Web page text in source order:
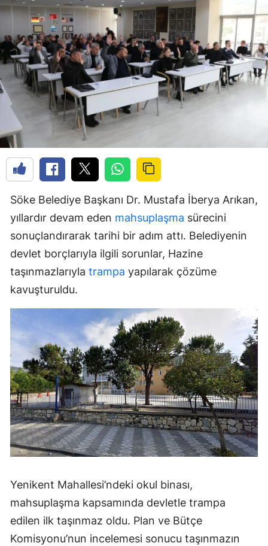
Söke Belediye Başkanı Dr. Mustafa İberya Arıkan,
yıllardır devam eden mahsuplaşma sürecini
sonuçlandırarak tarihi bir adım attı. Belediyenin
devlet borçlarıyla ilgili sorunlar, Hazine
taşınmazlarıyla trampa yapılarak çözüme
kavuşturuldu.
Yenikent Mahallesi’ndeki okul binası,
mahsuplaşma kapsamında devletle trampa
edilen ilk taşınmaz oldu. Plan ve Bütçe
Komisyonu’nun incelemesi sonucu taşınmazın